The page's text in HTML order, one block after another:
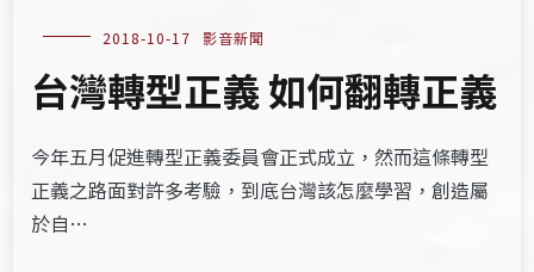
2018-10-17 影音新聞
台灣轉型正義 如何翻轉正義
今年五月促進轉型正義委員會正式成立，然而這條轉型
正義之路面對許多考驗，到底台灣該怎麼學習，創造屬
於自…